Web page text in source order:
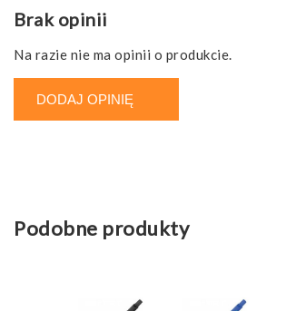
Brak opinii
Na razie nie ma opinii o produkcie.
DODAJ OPINIĘ
Podobne produkty